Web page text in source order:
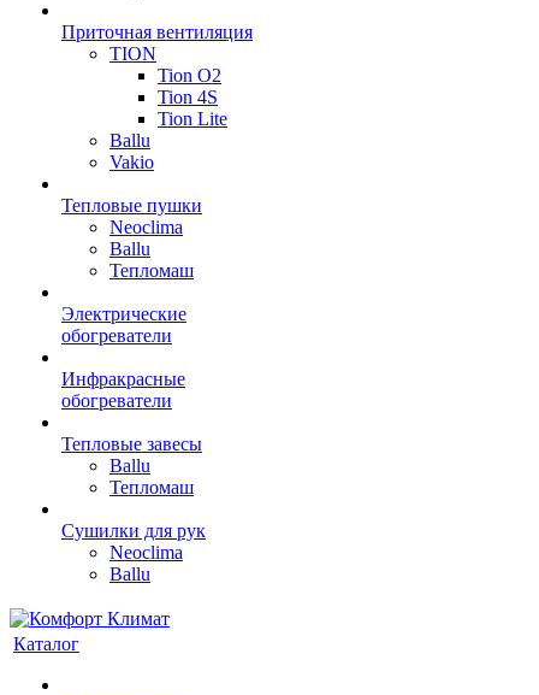
Приточная вентиляция
TION
Tion O2
Tion 4S
Tion Lite
Ballu
Vakio
Тепловые пушки
Neoclima
Ballu
Тепломаш
Электрические
обогреватели
Инфракрасные
обогреватели
Тепловые завесы
Ballu
Тепломаш
Сушилки для рук
Neoclima
Ballu
Каталог